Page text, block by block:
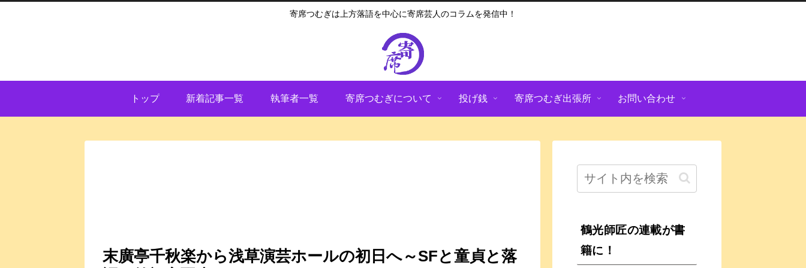
寄席つむぎは上方落語を中心に寄席芸人のコラムを発信中！
トップ 新着記事一覧 執筆者一覧 寄席つむぎについて 投げ銭 寄席つむぎ出張所 お問い合わせ
末廣亭千秋楽から浅草演芸ホールの初日へ～SFと童貞と落
鶴光師匠の連載が書
籍に！